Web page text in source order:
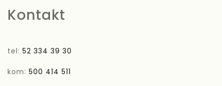
Kontakt
tel: 52 334 39 30
kom: 500 414 511